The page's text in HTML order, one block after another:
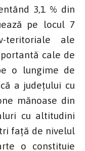
3,1 % din
pe locul 7
teritoriale ale
cale de
o lungime de
a județului cu
mănoase din
cu altitudini
față de nivelul
o constituie